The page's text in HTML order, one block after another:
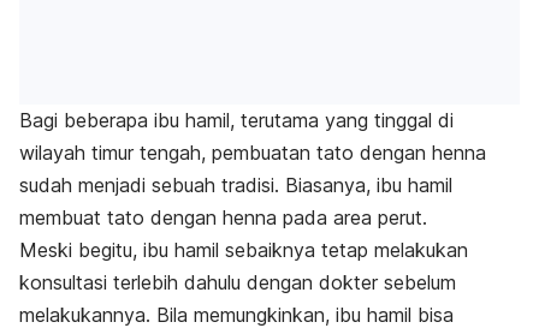
Bagi beberapa ibu hamil, terutama yang tinggal di
wilayah timur tengah, pembuatan tato dengan henna
sudah menjadi sebuah tradisi. Biasanya, ibu hamil
membuat tato dengan henna pada area perut.
Meski begitu, ibu hamil sebaiknya tetap melakukan
konsultasi terlebih dahulu dengan dokter sebelum
melakukannya. Bila memungkinkan, ibu hamil bisa